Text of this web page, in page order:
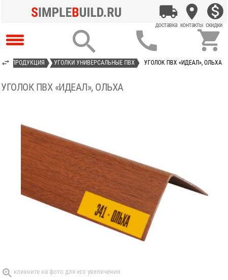
  
ПРОДУКЦИЯ УГОЛКИ УНИВЕРСАЛЬНЫЕ ПВХ УГОЛОК ПВХ «ИДЕАЛ», ОЛЬХА
УГОЛОК ПВХ «ИДЕАЛ», ОЛЬХА